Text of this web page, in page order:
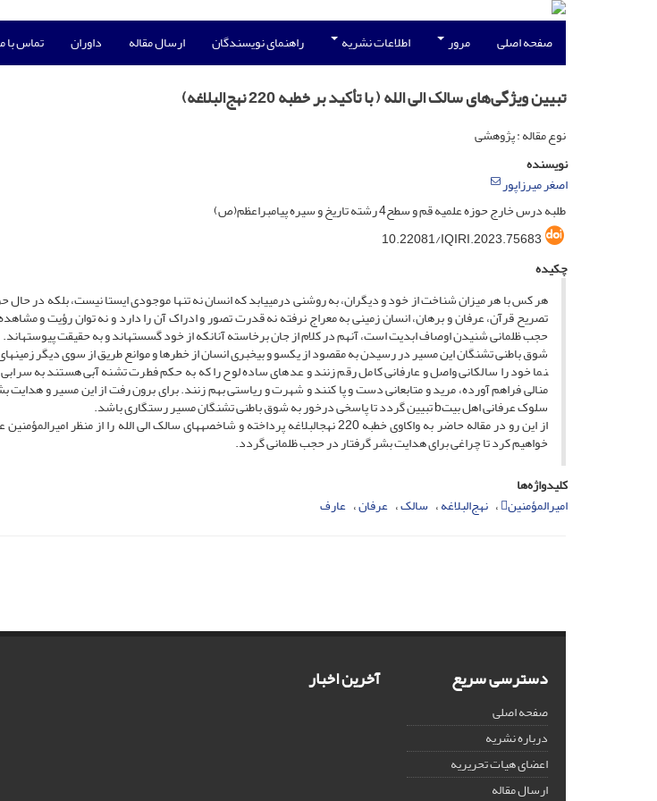
صفحه اصلی مرور اطلاعات نشریه راهنمای نویسندگان ارسال مقاله داوران تماس با
تبیین ویژگی‌های سالک الی الله ( با تأکید بر خطبه 220 نهج‌البلاغه)
نوع مقاله : پژوهشی
نویسنده
اصغر میرزاپور
طلبه درس خارج حوزه علمیه قم و سطح4 رشته تاریخ و سیره پیامبراعظم(ص)
10.22081/IQIRI.2023.75683
چکیده
هر کس با هر میزان شناخت از خود و دیگران، به روشنی درمی­یابد که انسان نه تنها موجودی ایستا نیست، بلکه در
تصریح قرآن، عرفان و برهان، انسان زمینی به معراج نرفته نه قدرت تصور و ادراک آن را دارد و نه توان رؤیت و
حجب ظلمانی شنیدن اوصاف ابدیت است، آن­هم در کلام از جان برخاسته آنانکه از خود گسسته­اند و به حقیقت پیوسته­اند.
شوق باطنی تشنگان این مسیر در رسیدن به مقصود از یکسو و بی­خبری انسان از خطرها و موانع طریق از سوی دیگر
نما خود را سالکانی واصل و عارفانی کامل رقم زنند و عده­ای ساده لوح را که به حکم فطرت تشنه آبی هستند به سرابی
منالی فراهم آورده، مرید و متابعانی دست و پا کنند و شهرت و ریاستی بهم زنند. برای برون رفت از این مسیر و
سلوک عرفانی اهل بیتb تبیین گردد تا پاسخی درخور به شوق باطنی تشنگان مسیر رستگاری باشد.
از این رو در مقاله حاضر به واکاوی خطبه 220 نهج­البلاغه پرداخته و شاخصه­های سالک الی الله را از منظر امیرالمؤمنین علی بن ابی­طالبj
خواهیم کرد تا چراغی برای هدایت بشر گرفتار در حجب ظلمانی گردد.
کلیدواژه‌ها
امیرالمؤمنین
نهج‌البلاغه سالک عرفان عارف
دسترسی سریع
صفحه اصلی
درباره نشریه
اعضای هیات تحریریه
ارسال مقاله
آخرین اخبار